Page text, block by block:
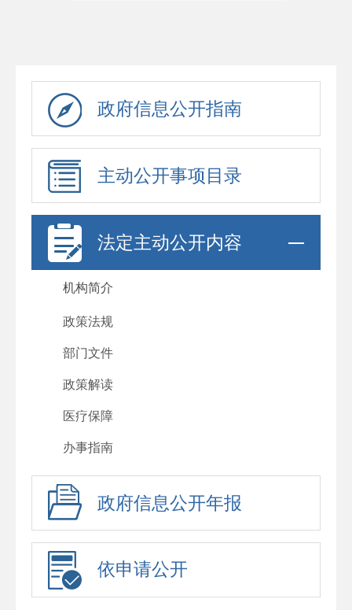
政府信息公开指南
主动公开事项目录
法定主动公开内容
机构简介
政策法规
部门文件
政策解读
医疗保障
办事指南
政府信息公开年报
依申请公开